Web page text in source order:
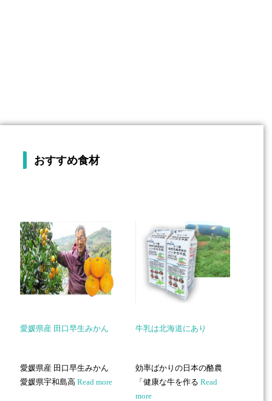
おすすめ食材
愛媛県産 田口早生みかん
愛媛県産 田口早生みかん
愛媛県宇和島高Read more
牛乳は北海道にあり
効率ばかりの日本の酪農
「健康な牛を作るRead
more